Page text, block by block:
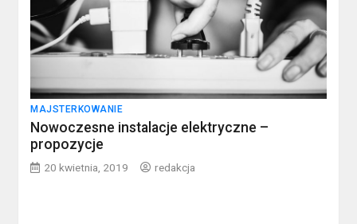
MAJSTERKOWANIE
Nowoczesne instalacje elektryczne –
propozycje
20 kwietnia, 2019 redakcja